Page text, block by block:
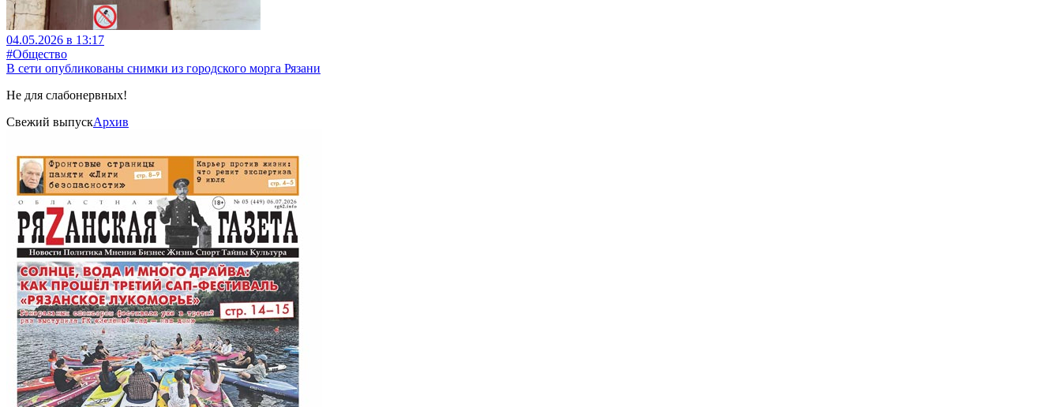
04.05.2026 в 13:17
#Общество
В сети опубликованы снимки из городского морга Рязани
Не для слабонервных!
Свежий выпускАрхив